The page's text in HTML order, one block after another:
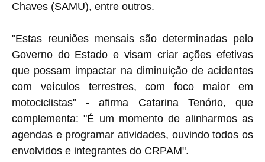
Chaves (SAMU), entre outros.
"Estas reuniões mensais são determinadas pelo
Governo do Estado e visam criar ações efetivas
que possam impactar na diminuição de acidentes
com veículos terrestres, com foco maior em
motociclistas" - afirma Catarina Tenório, que
complementa: "É um momento de alinharmos as
agendas e programar atividades, ouvindo todos os
envolvidos e integrantes do CRPAM".